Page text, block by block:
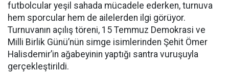
futbolcular yeşil sahada mücadele ederken, turnuva
hem sporcular hem de ailelerden ilgi görüyor.
Turnuvanın açılış töreni, 15 Temmuz Demokrasi ve
Milli Birlik Günü’nün simge isimlerinden Şehit Ömer
Halisdemir’in ağabeyinin yaptığı santra vuruşuyla
gerçekleştirildi.